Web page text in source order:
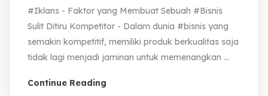
#Iklans - Faktor yang Membuat Sebuah #Bisnis
Sulit Ditiru Kompetitor - Dalam dunia #bisnis yang
semakin kompetitif, memiliki produk berkualitas saja
tidak lagi menjadi jaminan untuk memenangkan ...
Continue Reading